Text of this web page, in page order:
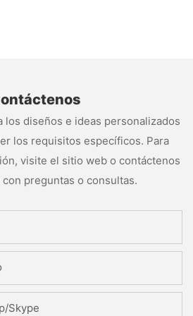
los diseños e ideas personalizados
los requisitos específicos. Para
visite el sitio web o contáctenos
preguntas o consultas.
skype